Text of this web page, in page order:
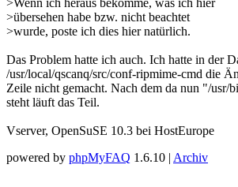
>Wenn ich heraus bekomme, was ich hier
>übersehen habe bzw. nicht beachtet
>wurde, poste ich dies hier natürlich.
Das Problem hatte ich auch. Ich hatte in der
/usr/local/qscanq/src/conf-ripmime-cmd die
Zeile nicht gemacht. Nach dem da nun "/usr/
steht läuft das Teil.
Vserver, OpenSuSE 10.3 bei HostEurope
powered by phpMyFAQ 1.6.10 | Archiv